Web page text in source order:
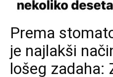
Prema
je najlakši
lošeg zadaha: